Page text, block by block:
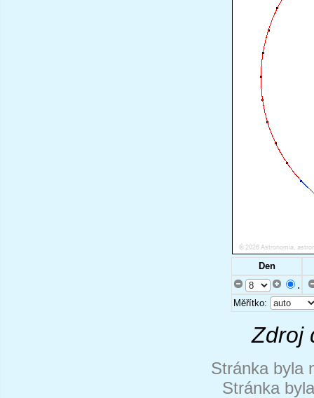
Den
.
Měřítko:
Zdroj
Stránka byla
Stránka